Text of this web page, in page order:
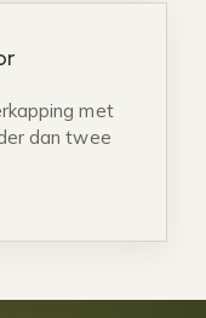
met
dan twee